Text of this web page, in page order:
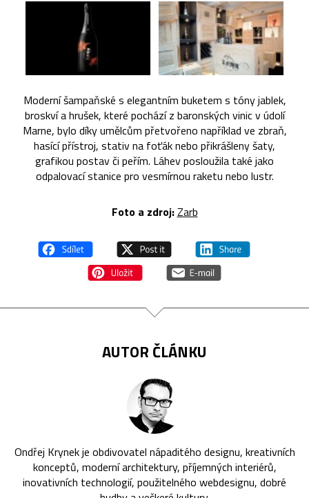
Moderní šampaňské s elegantním buketem s tóny jablek,
broskví a hrušek, které pochází z baronských vinic v údolí
Marne, bylo díky umělcům přetvořeno například ve zbraň,
hasící přístroj, stativ na foťák nebo přikrášleny šaty,
grafikou postav či peřím. Láhev posloužila také jako
odpalovací stanice pro vesmírnou raketu nebo lustr.
Foto a zdroj:Zarb
AUTOR ČLÁNKU
Ondřej Krynek je obdivovatel nápaditého designu, kreativních
konceptů, moderní architektury, příjemných interiérů,
inovativních technologií, použitelného webdesignu, dobré